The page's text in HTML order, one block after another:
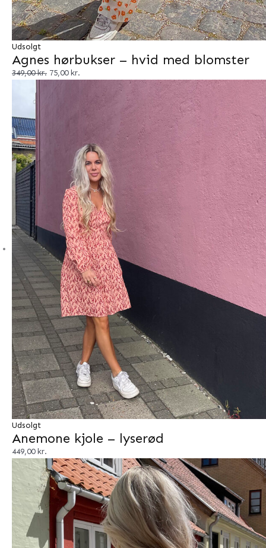
Udsolgt
Agnes hørbukser – hvid med blomster
349,00kr. 75,00kr.
Udsolgt
Anemone kjole – lyserød
449,00kr.